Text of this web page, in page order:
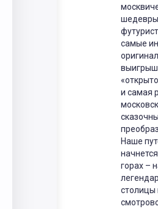
самые
и самая
Наше
горах –
столицы